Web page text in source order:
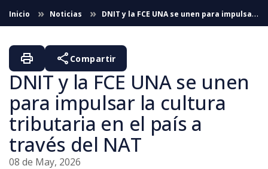
Skip to Main Content
Inicio Noticias
DNIT y la FCE UNA se unen para impulsar
la cultura tributaria en el país a través del NAT
DNIT y la FCE UNA se unen
para impulsar la cultura
tributaria en el país a
través del NAT
08 de May, 2026
print share Compartir